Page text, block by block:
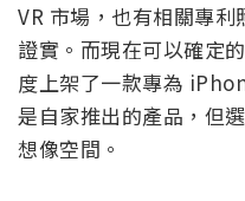
VR 市場，也有相關專
證實。而現在可以確定
度上架了一款專為
是自家推出的產品，但
想像空間。